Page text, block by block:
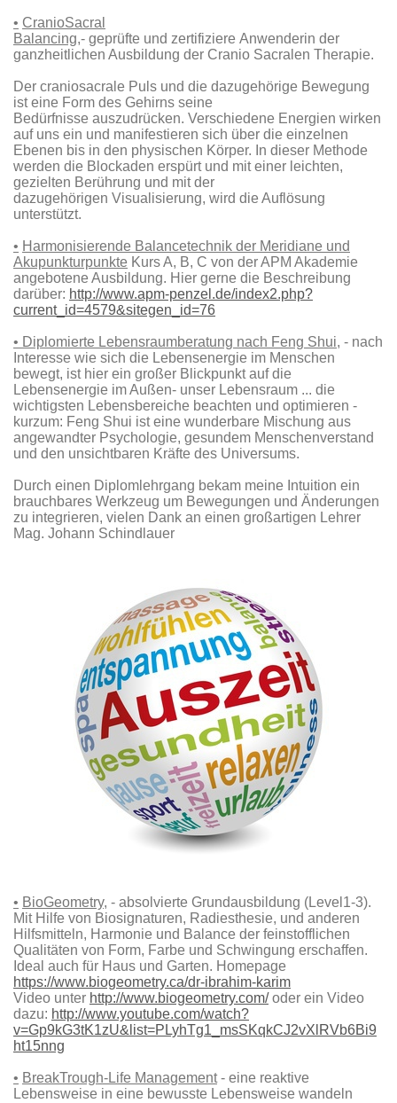
• CranioSacral
Balancing,- geprüfte und zertifiziere Anwenderin der
ganzheitlichen Ausbildung der Cranio Sacralen Therapie.
Der craniosacrale Puls und die dazugehörige Bewegung
ist eine Form des Gehirns seine
Bedürfnisse auszudrücken. Verschiedene Energien wirken
auf uns ein und manifestieren sich über die einzelnen
Ebenen bis in den physischen Körper. In dieser Methode
werden die Blockaden erspürt und mit einer leichten,
gezielten Berührung und mit der
dazugehörigen Visualisierung, wird die Auflösung
unterstützt.
• Harmonisierende Balancetechnik der Meridiane und
Akupunkturpunkte Kurs A, B, C von der APM Akademie
angebotene Ausbildung. Hier gerne die Beschreibung
darüber: http://www.apm-penzel.de/index2.php?
current_id=4579&sitegen_id=76
• Diplomierte Lebensraumberatung nach Feng Shui, - nach
Interesse wie sich die Lebensenergie im Menschen
bewegt, ist hier ein großer Blickpunkt auf die
Lebensenergie im Außen- unser Lebensraum ... die
wichtigsten Lebensbereiche beachten und optimieren -
kurzum: Feng Shui ist eine wunderbare Mischung aus
angewandter Psychologie, gesundem Menschenverstand
und den unsichtbaren Kräfte des Universums.
Durch einen Diplomlehrgang bekam meine Intuition ein
brauchbares Werkzeug um Bewegungen und Änderungen
zu integrieren, vielen Dank an einen großartigen Lehrer
Mag. Johann Schindlauer
• BioGeometry, - absolvierte Grundausbildung (Level1-3).
Mit Hilfe von Biosignaturen, Radiesthesie, und anderen
Hilfsmitteln, Harmonie und Balance der feinstofflichen
Qualitäten von Form, Farbe und Schwingung erschaffen.
Ideal auch für Haus und Garten. Homepage
https://www.biogeometry.ca/dr-ibrahim-karim
Video unter http://www.biogeometry.com/ oder ein Video
dazu: http://www.youtube.com/watch?
v=Gp9kG3tK1zU&list=PLyhTg1_msSKqkCJ2vXlRVb6Bi9
ht15nng
• BreakTrough-Life Management- eine reaktive
Lebensweise in eine bewusste Lebensweise wandeln